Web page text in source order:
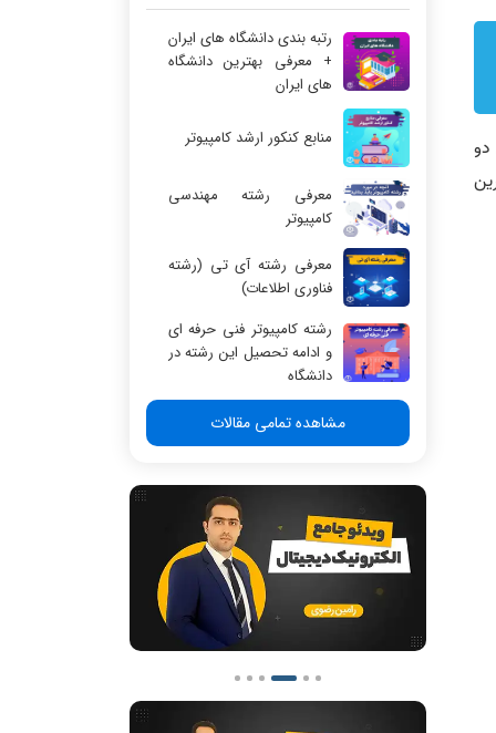
دو
رتبه بندی دانشگاه های ایران
+ معرفی بهترین دانشگاه
های ایران
منابع کنکور ارشد کامپیوتر
معرفی رشته مهندسی
کامپیوتر
معرفی رشته آی تی (رشته
فناوری اطلاعات)
رشته کامپیوتر فنی حرفه ای
و ادامه تحصیل این رشته در
دانشگاه
مشاهده تمامی مقالات